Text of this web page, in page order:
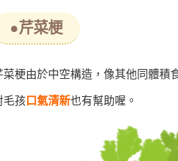
●芹菜梗
菜梗由於中空構造，像其他同體積
毛孩口氣清新也有幫助喔。